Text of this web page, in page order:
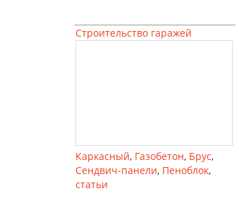
Строительство гаражей
Каркасный, Газобетон, Брус,
Сендвич-панели, Пеноблок,
статьи